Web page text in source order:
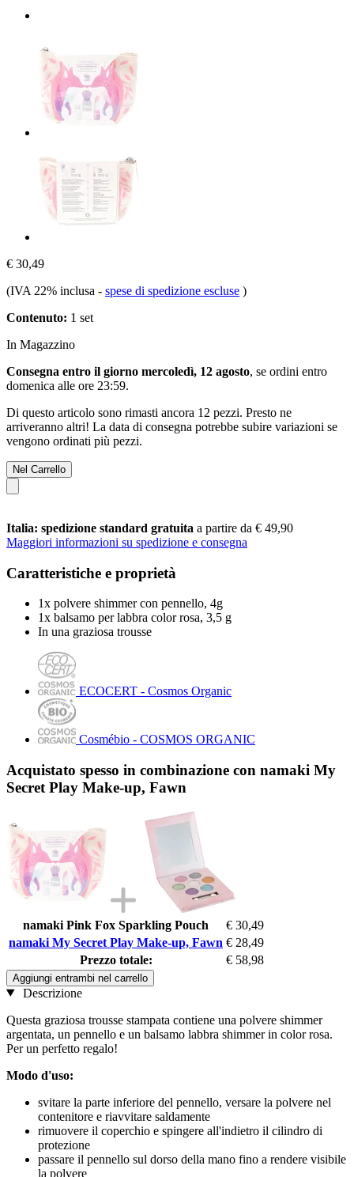
€ 30,49
(IVA 22% inclusa - spese di spedizione escluse )
Contenuto: 1 set
In Magazzino
Consegna entro il giorno mercoledì, 12 agosto, se ordini entro
domenica alle ore 23:59.
Di questo articolo sono rimasti ancora 12 pezzi. Presto ne
arriveranno altri! La data di consegna potrebbe subire variazioni se
vengono ordinati più pezzi.
Nel Carrello
Italia: spedizione standard gratuita a partire da € 49,90
Maggiori informazioni su spedizione e consegna
Caratteristiche e proprietà
1x polvere shimmer con pennello, 4g
1x balsamo per labbra color rosa, 3,5 g
In una graziosa trousse
ECOCERT - Cosmos Organic
Cosmébio - COSMOS ORGANIC
Acquistato spesso in combinazione con namaki My
Secret Play Make-up, Fawn
namaki Pink Fox Sparkling Pouch
€ 30,49
namaki My Secret Play Make-up, Fawn € 28,49
Prezzo totale:
€ 58,98
Aggiungi entrambi nel carrello
Descrizione
Questa graziosa trousse stampata contiene una polvere shimmer
argentata, un pennello e un balsamo labbra shimmer in color rosa.
Per un perfetto regalo!
Modo d'uso:
svitare la parte inferiore del pennello, versare la polvere nel
contenitore e riavvitare saldamente
rimuovere il coperchio e spingere all'indietro il cilindro di
protezione
passare il pennello sul dorso della mano fino a rendere visibile
la polvere